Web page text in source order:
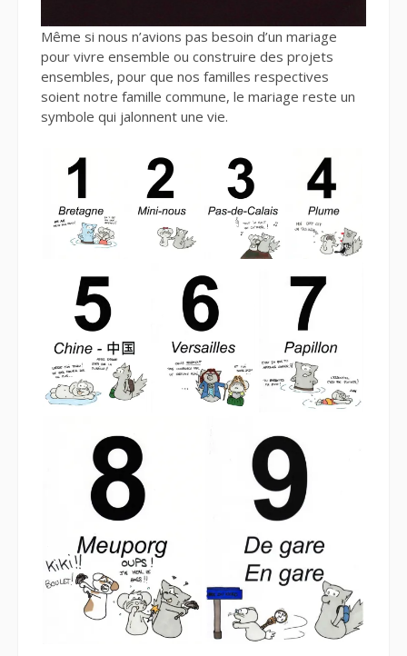
Même si nous n’avions pas besoin d’un mariage
pour vivre ensemble ou construire des projets
ensembles, pour que nos familles respectives
soient notre famille commune, le mariage reste un
symbole qui jalonnent une vie.